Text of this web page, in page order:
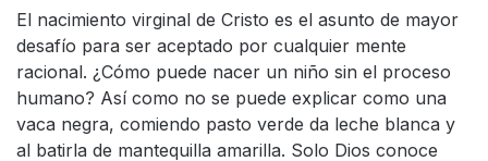
El nacimiento virginal de Cristo es el asunto de mayor
desafío para ser aceptado por cualquier mente
racional. ¿Cómo puede nacer un niño sin el proceso
humano? Así como no se puede explicar como una
vaca negra, comiendo pasto verde da leche blanca y
al batirla de mantequilla amarilla. Solo Dios conoce